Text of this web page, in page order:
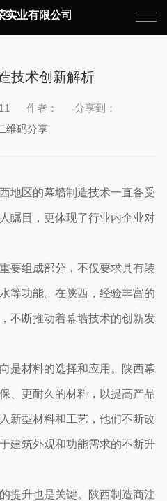
实业有限公司
技术创新解析
作者：
分享到：
维码分享
地区的幕墙制造技术一直备受
瞩目，更体现了行业内企业对
要组成部分，不仅要求具有装
等功能。在陕西，经验丰富的
不断推动着幕墙技术的创新发
是材料的选择和应用。陕西幕
、更耐久的材料，以提高产品
新型材料和工艺，他们不断改
建筑外观和功能需求的不断升
提升也是关键。陕西制造商注